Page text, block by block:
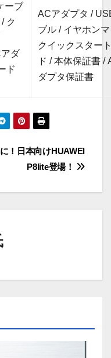
ーブ
ク
アダ
ド
ACアダプタ /
ブル / イヤホン
クイックスター
ド / 本体保証書 /
ダプタ保証書
！日本向けHUAWEI
P8lite登場！